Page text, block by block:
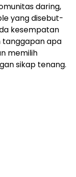
daring,
yang disebut-
kesempatan
apa
memilih
sikap tenang.